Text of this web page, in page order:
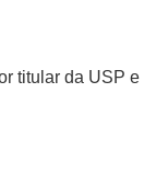
titular da USP e